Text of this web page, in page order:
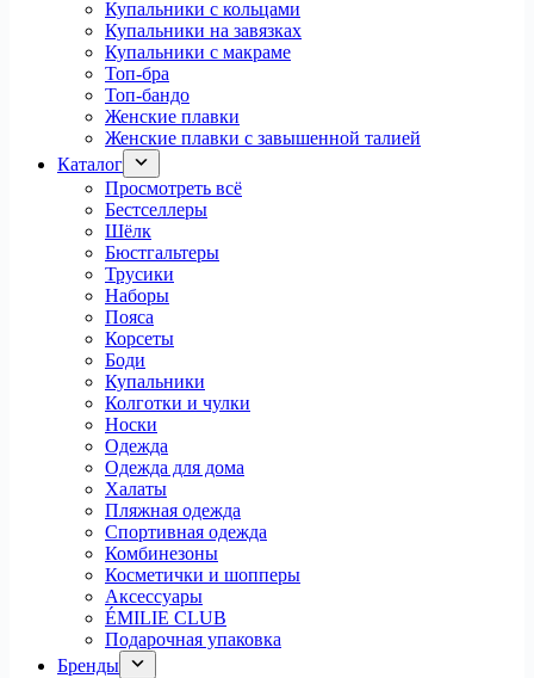
Купальники с кольцами
Купальники на завязках
Купальники с макраме
Топ-бра
Топ-бандо
Женские плавки
Женские плавки с завышенной талией
Каталог
Просмотреть всё
Бестселлеры
Шёлк
Бюстгальтеры
Трусики
Наборы
Пояса
Корсеты
Боди
Купальники
Колготки и чулки
Носки
Одежда
Одежда для дома
Халаты
Пляжная одежда
Спортивная одежда
Комбинезоны
Косметички и шопперы
Аксессуары
ÉMILIE CLUB
Подарочная упаковка
Бренды